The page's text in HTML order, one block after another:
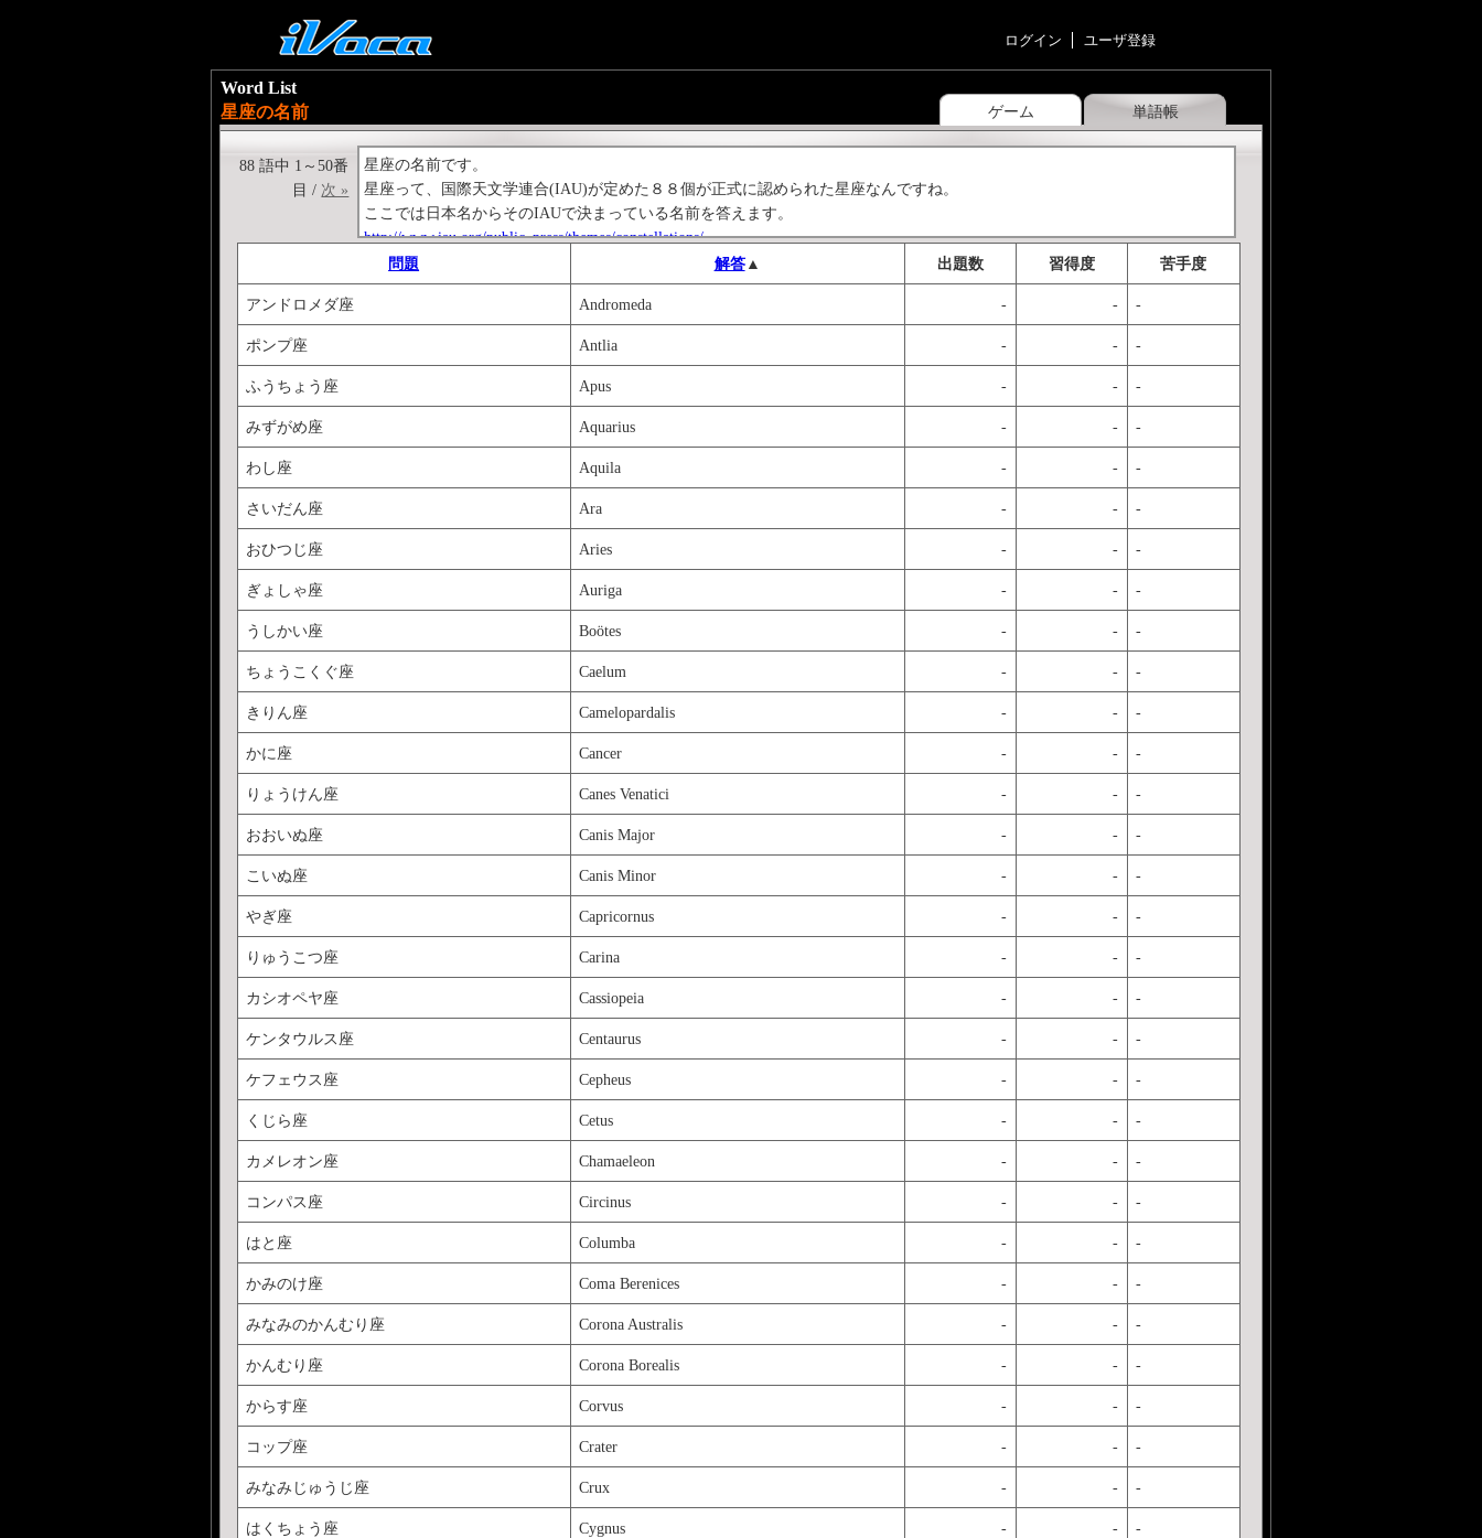
ログイン ユーザ登録
ゲーム 単語帳
Word List
星座の名前
星座の名前です。
星座って、国際天文学連合(IAU)が定めた８８個が正式に認められた星座なんですね。
ここでは日本名からそのIAUで決まっている名前を答えます。
http://www.iau.org/public_press/themes/constellations/
南半球の星座は馴染みがないのでちょっと難しいですよね……
88 語中 1～50番
目 / 次 »
問題 解答▲ 出題数 習得度 苦手度
アンドロメダ座 Andromeda - - -
ポンプ座 Antlia - - -
ふうちょう座 Apus - - -
みずがめ座 Aquarius - - -
わし座 Aquila - - -
さいだん座 Ara - - -
おひつじ座 Aries - - -
ぎょしゃ座 Auriga - - -
うしかい座 Boötes - - -
ちょうこくぐ座 Caelum - - -
きりん座 Camelopardalis - - -
かに座 Cancer - - -
りょうけん座 Canes Venatici - - -
おおいぬ座 Canis Major - - -
こいぬ座 Canis Minor - - -
やぎ座 Capricornus - - -
りゅうこつ座 Carina - - -
カシオペヤ座 Cassiopeia - - -
ケンタウルス座 Centaurus - - -
ケフェウス座 Cepheus - - -
くじら座 Cetus - - -
カメレオン座 Chamaeleon - - -
コンパス座 Circinus - - -
はと座 Columba - - -
かみのけ座 Coma Berenices - - -
みなみのかんむり座 Corona Australis - - -
かんむり座 Corona Borealis - - -
からす座 Corvus - - -
コップ座 Crater - - -
みなみじゅうじ座 Crux - - -
はくちょう座 Cygnus - - -